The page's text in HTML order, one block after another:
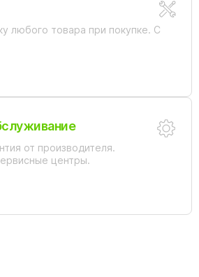
любого товара при покупке. С
от производителя.
центры.